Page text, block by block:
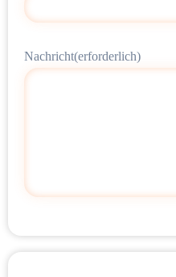
Nachricht(erforderlich)